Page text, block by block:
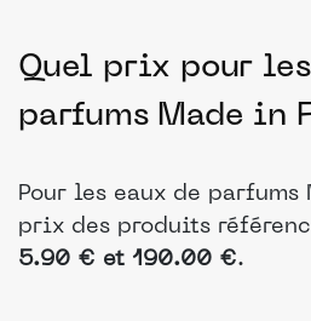
Quel prix pour
parfums Made in
Pour les eaux de parfums
prix des produits
5.90 € et 190.00 €.